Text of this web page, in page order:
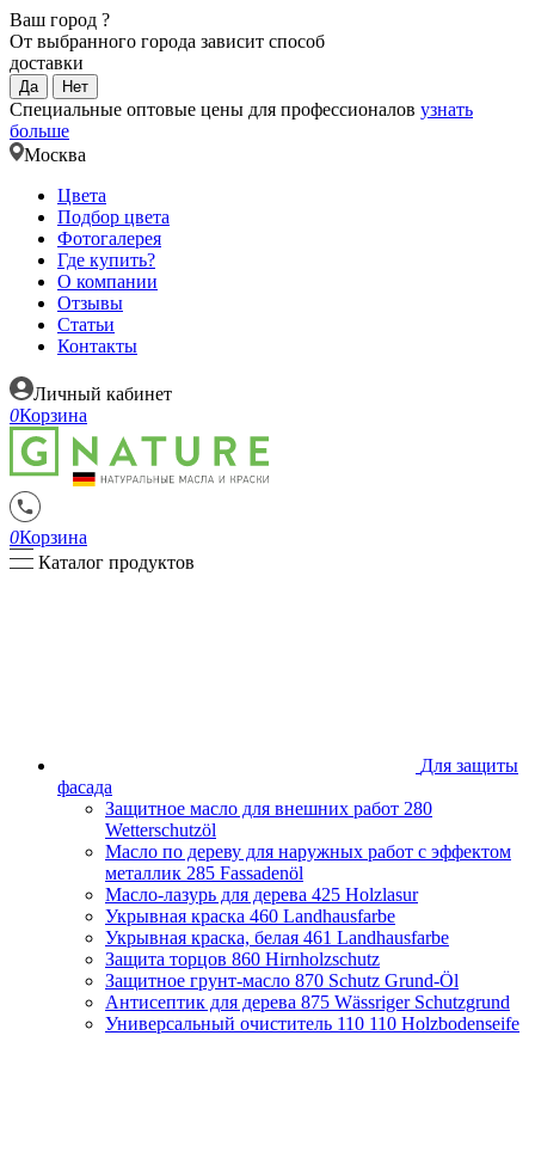
Ваш город ?
От выбранного города зависит способ
доставки
Да Нет
Специальные оптовые цены для профессионалов узнать
больше
Москва
Цвета
Подбор цвета
Фотогалерея
Где купить?
О компании
Отзывы
Статьи
Контакты
Личный кабинет
0Корзина
0Корзина
Каталог продуктов
Для защиты
фасада
Защитное масло для внешних работ 280
Wetterschutzöl
Масло по дереву для наружных работ с эффектом
металлик 285 Fassadenöl
Масло-лазурь для дерева 425 Holzlasur
Укрывная краска 460 Landhausfarbe
Укрывная краска, белая 461 Landhausfarbe
Защита торцов 860 Hirnholzschutz
Защитное грунт-масло 870 Schutz Grund-Öl
Антисептик для дерева 875 Wässriger Schutzgrund
Универсальный очиститель 110 110 Holzbodenseife